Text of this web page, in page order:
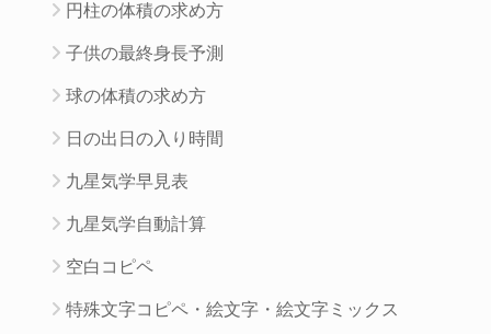
円柱の体積の求め方
子供の最終身長予測
球の体積の求め方
日の出日の入り時間
九星気学早見表
九星気学自動計算
空白コピペ
特殊文字コピペ・絵文字・絵文字ミックス